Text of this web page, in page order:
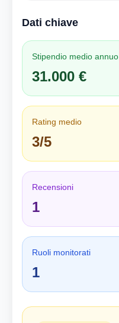
Dati chiave
Stipendio medio annuo
31.000 €
Rating medio
3/5
Recensioni
1
Ruoli monitorati
1